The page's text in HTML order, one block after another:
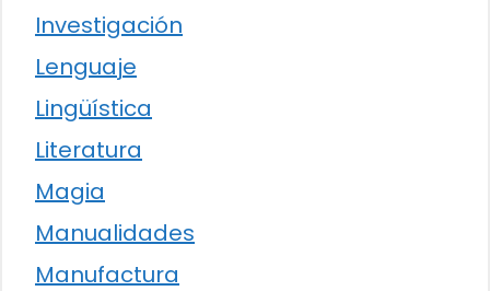
Investigación
Lenguaje
Lingüística
Literatura
Magia
Manualidades
Manufactura